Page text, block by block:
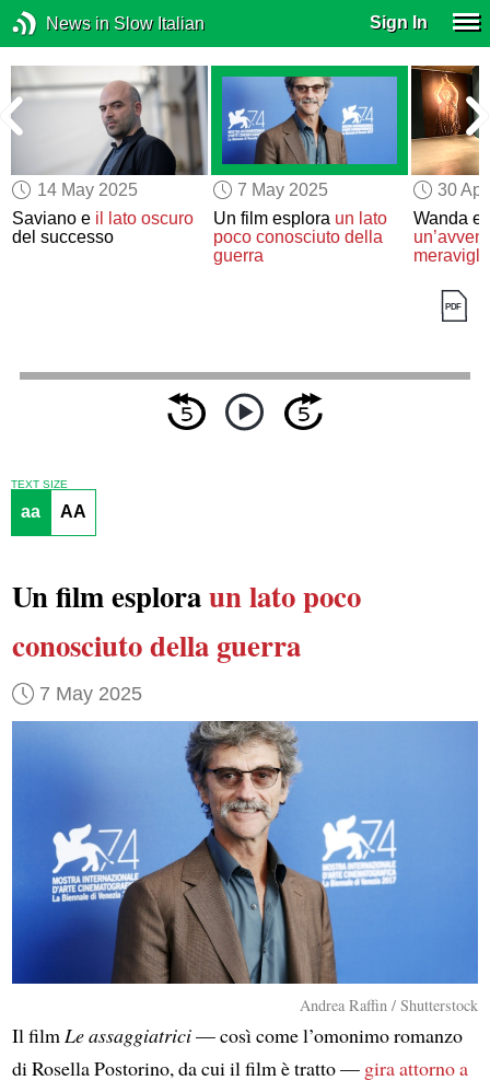
News in Slow Italian Sign In
14 May 2025
Saviano e il lato oscuro
del successo
7 May 2025
Un film esplora un lato
poco conosciuto della
guerra
30
Wanda e
TEXT SIZE
aa AA
Un film esploraun lato poco
conosciuto della guerra
7 May 2025
Andrea Raffin / Shutterstock
Il filmLe assaggiatrici— così come l’omonimo romanzo
di Rosella Postorino, da cui il film è tratto — gira attorno a